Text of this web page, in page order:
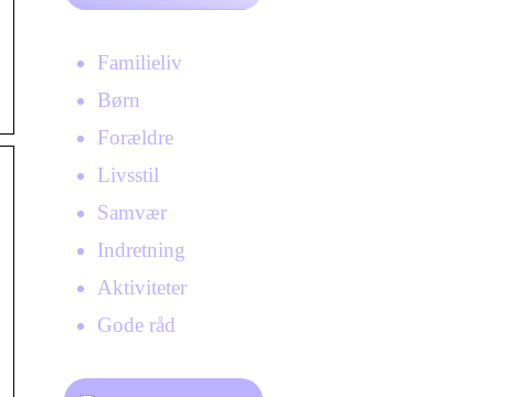
Familieliv
Børn
Forældre
Livsstil
Samvær
Indretning
Aktiviteter
Gode råd